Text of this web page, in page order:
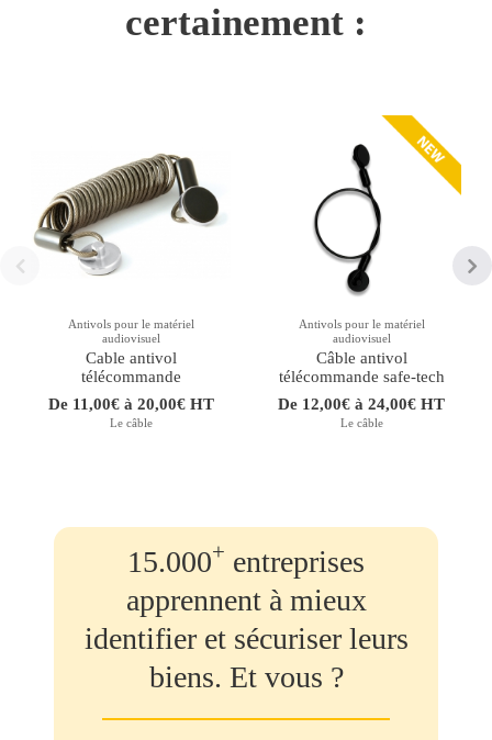
certainement :
Antivols pour le matériel
audiovisuel
Cable antivol
télécommande
De 11,00€ à 20,00€ HT
Le câble
Antivols pour le matériel
audiovisuel
Câble antivol
télécommande safe-tech
De 12,00€ à 24,00€ HT
Le câble
15.000+ entreprises
apprennent à mieux
identifier et sécuriser leurs
biens. Et vous ?